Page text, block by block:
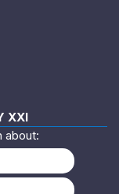
XXI
about: